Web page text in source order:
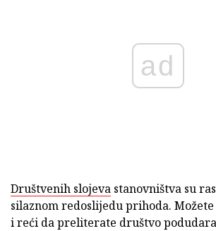
ad
Društvenih slojeva stanovništva su
silaznom redoslijedu prihoda.
i reći da preliterate društvo